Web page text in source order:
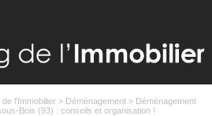
l'Immobilier> Déménagement> Déménagement
Bois (93) : conseils et organisation !